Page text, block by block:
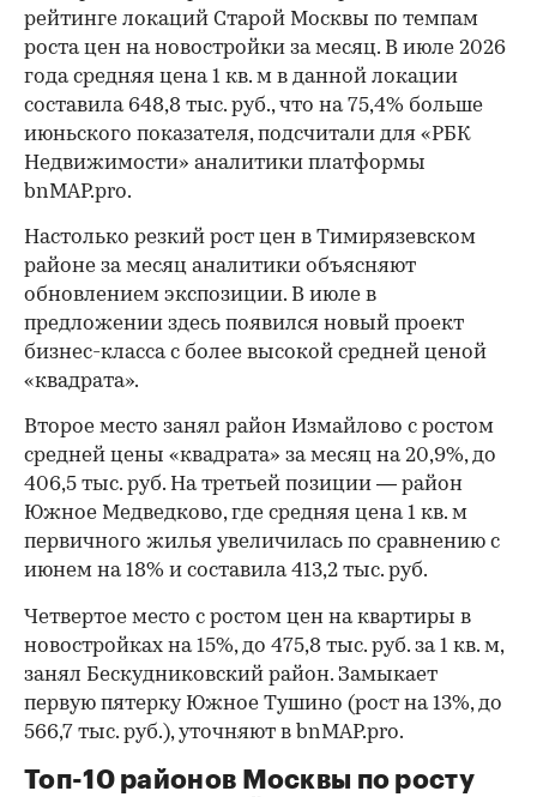
рейтинге локаций Старой Москвы по темпам
роста цен на новостройки за месяц. В июле 2026
года средняя цена 1 кв. м в данной локации
составила 648,8 тыс. руб., что на 75,4% больше
июньского показателя, подсчитали для «РБК
Недвижимости» аналитики платформы
bnMAP.pro.
Настолько резкий рост цен в Тимирязевском
районе за месяц аналитики объясняют
обновлением экспозиции. В июле в
предложении здесь появился новый проект
бизнес-класса с более высокой средней ценой
«квадрата».
Второе место занял район Измайлово с ростом
средней цены «квадрата» за месяц на 20,9%, до
406,5 тыс. руб. На третьей позиции — район
Южное Медведково, где средняя цена 1 кв. м
первичного жилья увеличилась по сравнению с
июнем на 18% и составила 413,2 тыс. руб.
Четвертое место с ростом цен на квартиры в
новостройках на 15%, до 475,8 тыс. руб. за 1 кв. м,
занял Бескудниковский район. Замыкает
первую пятерку Южное Тушино (рост на 13%, до
566,7 тыс. руб.), уточняют в bnMAP.pro.
Топ-10 районов Москвы по росту